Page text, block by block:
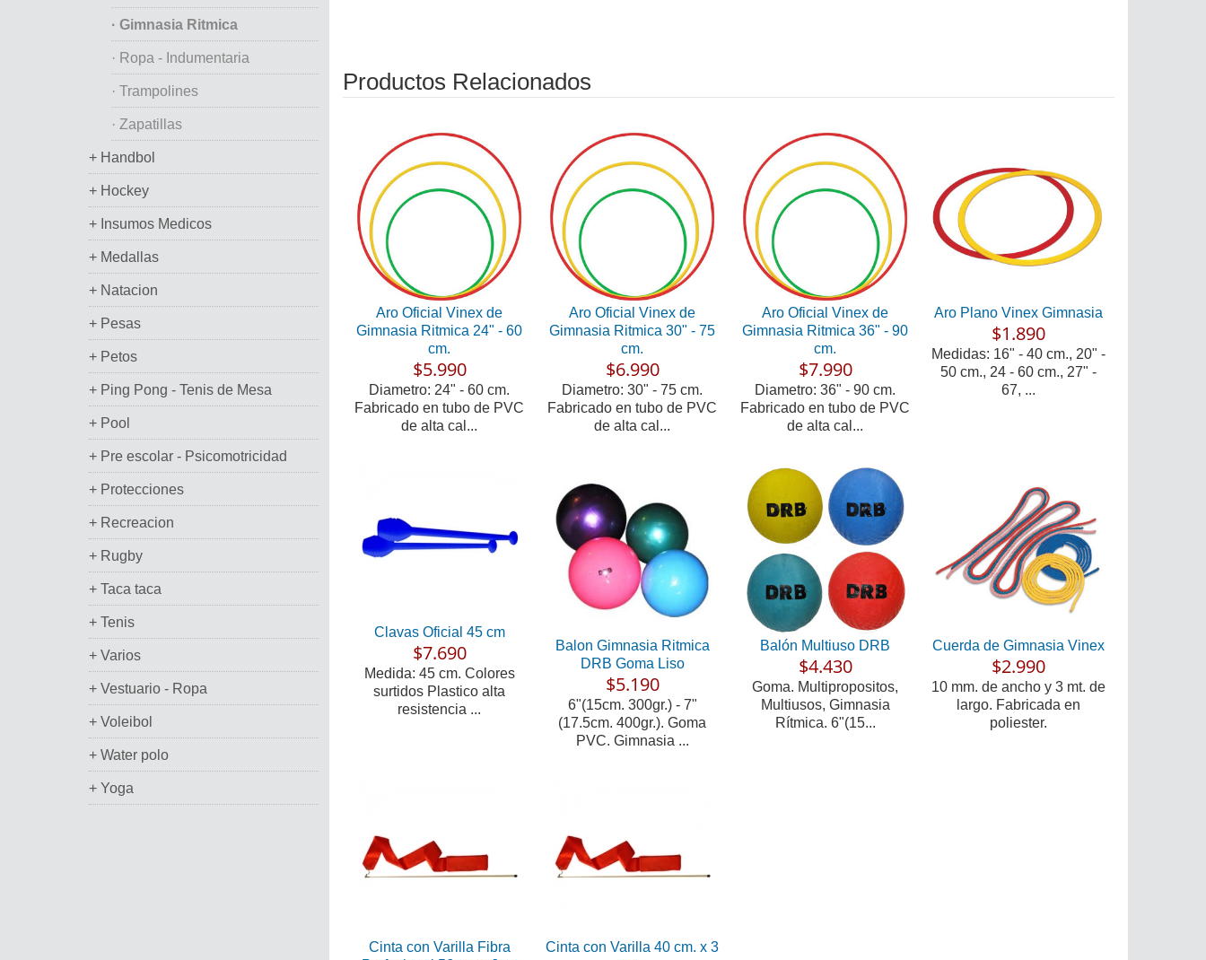
· Gimnasia Ritmica
· Ropa - Indumentaria
· Trampolines
· Zapatillas
+ Handbol
+ Hockey
+ Insumos Medicos
+ Medallas
+ Natacion
+ Pesas
+ Petos
+ Ping Pong - Tenis de Mesa
+ Pool
+ Pre escolar - Psicomotricidad
+ Protecciones
+ Recreacion
+ Rugby
+ Taca taca
+ Tenis
+ Varios
+ Vestuario - Ropa
+ Voleibol
+ Water polo
+ Yoga
Productos Relacionados
Aro Oficial Vinex de
Gimnasia Ritmica 24" - 60
cm.
$5.990
Diametro: 24" - 60 cm.
Fabricado en tubo de PVC
de alta cal...
Aro Oficial Vinex de
Gimnasia Ritmica 30" - 75
cm.
$6.990
Diametro: 30" - 75 cm.
Fabricado en tubo de PVC
de alta cal...
Aro Oficial Vinex de
Gimnasia Ritmica 36" - 90
cm.
$7.990
Diametro: 36" - 90 cm.
Fabricado en tubo de PVC
de alta cal...
Aro Plano Vinex Gimnasia
$1.890
Medidas: 16" - 40 cm., 20" -
50 cm., 24 - 60 cm., 27" -
67, ...
Clavas Oficial 45 cm
$7.690
Medida: 45 cm. Colores
surtidos Plastico alta
resistencia ...
Balon Gimnasia Ritmica
DRB Goma Liso
$5.190
6"(15cm. 300gr.) - 7"
(17.5cm. 400gr.). Goma
PVC. Gimnasia ...
Balón Multiuso DRB
$4.430
Goma. Multipropositos,
Multiusos, Gimnasia
Rítmica. 6"(15...
Cuerda de Gimnasia Vinex
$2.990
10 mm. de ancho y 3 mt. de
largo. Fabricada en
poliester.
Cinta con Varilla Fibra
Cinta con Varilla 40 cm. x 3